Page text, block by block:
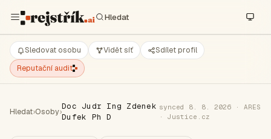
Sledovat osobu Vidět síť
Sdílet profil
Reputační audit
Hledat›Osoby›
Doc Judr Ing Zdenek
Dufek Ph D
synced 8. 8. 2026 · ARES
· Justice.cz